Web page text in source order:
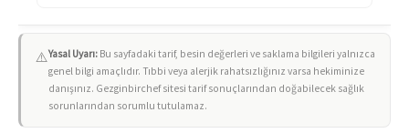
⚠️Yasal Uyarı: Bu sayfadaki tarif, besin değerleri ve saklama bilgileri yalnızca
genel bilgi amaçlıdır. Tıbbi veya alerjik rahatsızlığınız varsa hekiminize
danışınız. Gezginbirchef sitesi tarif sonuçlarından doğabilecek sağlık
sorunlarından sorumlu tutulamaz.